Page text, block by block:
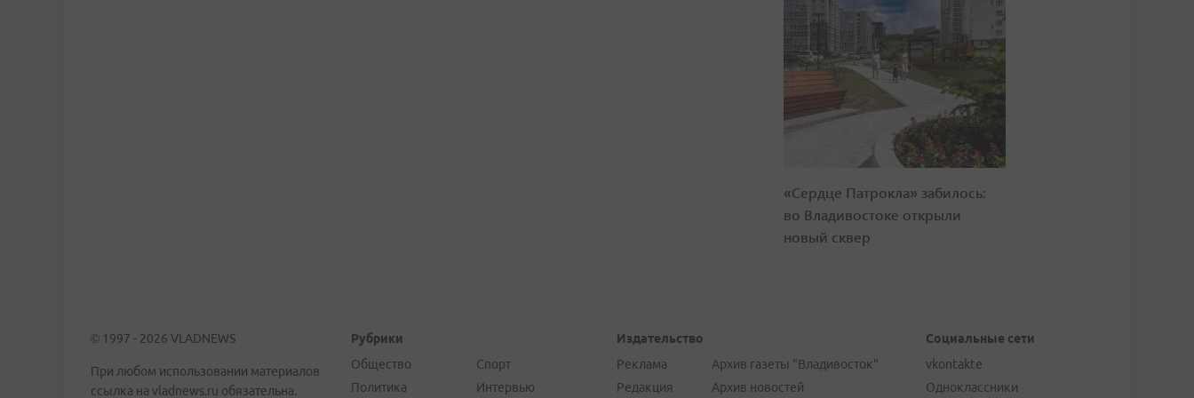
«Сердце Патрокла» забилось:
во Владивостоке открыли
новый сквер
© 1997 - 2026 VLADNEWS
При любом использовании материалов
ссылка на vladnews.ru обязательна.
Рубрики
Общество
Политика
Спорт
Интервью
Издательство
Реклама
Редакция
Архив газеты "Владивосток"
Архив новостей
Социальные сети
vkontakte
Одноклассники